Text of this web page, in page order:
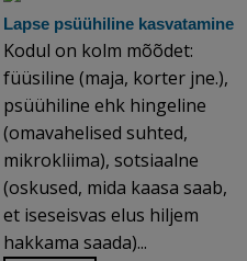
Lapse psüühiline kasvatamine
Kodul on kolm mõõdet:
füüsiline (maja, korter jne.),
psüühiline ehk hingeline
(omavahelised suhted,
mikrokliima), sotsiaalne
(oskused, mida kaasa saab,
et iseseisvas elus hiljem
hakkama saada)...